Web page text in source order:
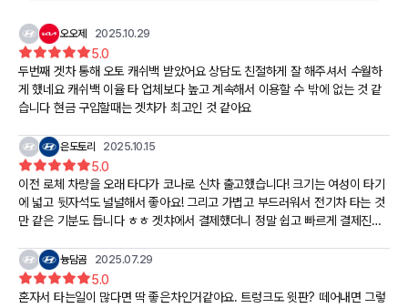
오오제 2025.10.29
5.0
두번째 겟차 통해 오토 캐쉬백 받았어요 상담도 친절하게 잘 해주셔서 수월하
게 했네요 캐쉬백 이율 타 업체보다 높고 계속해서 이용할 수 밖에 없는 것 같
습니다 현금 구입할때는 겟차가 최고인 것 같아요
은도토리 2025.10.15
5.0
이전 로체 차량을 오래 타다가 코나로 신차 출고했습니다! 크기는 여성이 타기
에 넓고 뒷자석도 널널해서 좋아요! 그리고 가볍고 부드러워서 전기차 타는 것
만 같은 기분도 듭니다 ㅎㅎ 겟챠에서 결제했더니 정말 쉽고 빠르게 결제진행
늉담곰 2025.07.29
5.0
혼자서 타는일이 많다면 딱 좋은차인거같아요. 트렁크도 윗판? 떼어내면 그렇